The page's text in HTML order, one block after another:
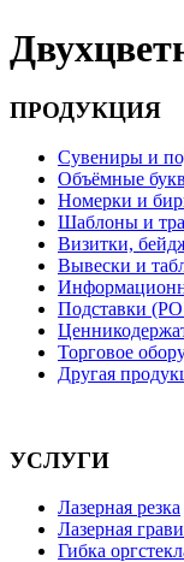
ПРОДУКЦИЯ
Сувениры и
Объёмные
Номерки и
Шаблоны и
Визитки,
Вывески и
Подставки
Торговое
Другая
УСЛУГИ
Лазерная резка
Лазерная
Гибка